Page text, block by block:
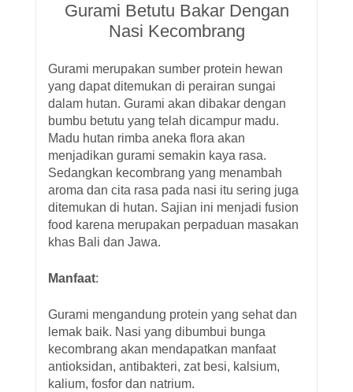
Gurami Betutu Bakar Dengan
Nasi Kecombrang
Gurami merupakan sumber protein hewan
yang dapat ditemukan di perairan sungai
dalam hutan. Gurami akan dibakar dengan
bumbu betutu yang telah dicampur madu.
Madu hutan rimba aneka flora akan
menjadikan gurami semakin kaya rasa.
Sedangkan kecombrang yang menambah
aroma dan cita rasa pada nasi itu sering juga
ditemukan di hutan. Sajian ini menjadi fusion
food karena merupakan perpaduan masakan
khas Bali dan Jawa.
Manfaat:
Gurami mengandung protein yang sehat dan
lemak baik. Nasi yang dibumbui bunga
kecombrang akan mendapatkan manfaat
antioksidan, antibakteri, zat besi, kalsium,
kalium, fosfor dan natrium.